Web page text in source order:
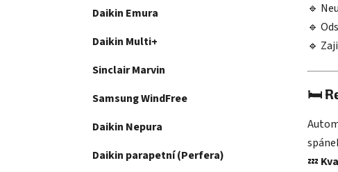
Daikin Emura
Daikin Multi+
Sinclair Marvin
Samsung WindFree
Daikin Nepura
Daikin parapetní (Perfera)
🔹
🔹
🔹
🛏️
💤